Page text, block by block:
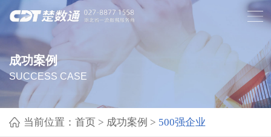
成功案例
SUCCESS CASE
当前位置： 首页> 成功案例 > 500强企业